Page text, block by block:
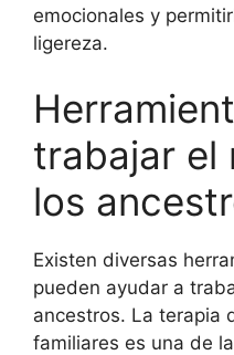
emocionales y
ligereza.
trabajar el
los
Existen diversas
pueden ayudar a
ancestros. La terapia
familiares es una de